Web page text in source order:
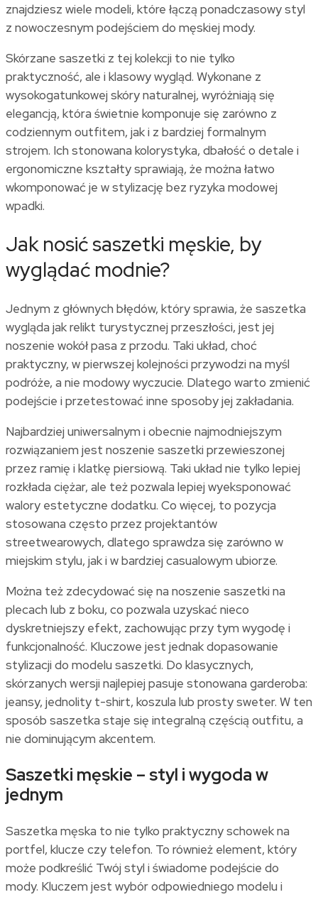
znajdziesz wiele modeli, które łączą ponadczasowy styl
z nowoczesnym podejściem do męskiej mody.
Skórzane saszetki z tej kolekcji to nie tylko
praktyczność, ale i klasowy wygląd. Wykonane z
wysokogatunkowej skóry naturalnej, wyróżniają się
elegancją, która świetnie komponuje się zarówno z
codziennym outfitem, jak i z bardziej formalnym
strojem. Ich stonowana kolorystyka, dbałość o detale i
ergonomiczne kształty sprawiają, że można łatwo
wkomponować je w stylizację bez ryzyka modowej
wpadki.
Jak nosić saszetki męskie, by
wyglądać modnie?
Jednym z głównych błędów, który sprawia, że saszetka
wygląda jak relikt turystycznej przeszłości, jest jej
noszenie wokół pasa z przodu. Taki układ, choć
praktyczny, w pierwszej kolejności przywodzi na myśl
podróże, a nie modowy wyczucie. Dlatego warto zmienić
podejście i przetestować inne sposoby jej zakładania.
Najbardziej uniwersalnym i obecnie najmodniejszym
rozwiązaniem jest noszenie saszetki przewieszonej
przez ramię i klatkę piersiową. Taki układ nie tylko lepiej
rozkłada ciężar, ale też pozwala lepiej wyeksponować
walory estetyczne dodatku. Co więcej, to pozycja
stosowana często przez projektantów
streetwearowych, dlatego sprawdza się zarówno w
miejskim stylu, jak i w bardziej casualowym ubiorze.
Można też zdecydować się na noszenie saszetki na
plecach lub z boku, co pozwala uzyskać nieco
dyskretniejszy efekt, zachowując przy tym wygodę i
funkcjonalność. Kluczowe jest jednak dopasowanie
stylizacji do modelu saszetki. Do klasycznych,
skórzanych wersji najlepiej pasuje stonowana garderoba:
jeansy, jednolity t-shirt, koszula lub prosty sweter. W ten
sposób saszetka staje się integralną częścią outfitu, a
nie dominującym akcentem.
Saszetki męskie – styl i wygoda w
jednym
Saszetka męska to nie tylko praktyczny schowek na
portfel, klucze czy telefon. To również element, który
może podkreślić Twój styl i świadome podejście do
mody. Kluczem jest wybór odpowiedniego modelu i